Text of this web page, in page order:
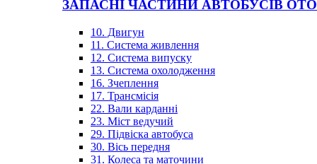
ЗАПАСНІ ЧАСТИНИ АВТОБУСІВ
10. Двигун
11. Система живлення
12. Система випуску
13. Система охолодження
16. Зчеплення
17. Трансмісія
22. Вали карданні
23. Міст ведучий
29. Підвіска автобуса
30. Вісь передня
31. Колеса та маточини